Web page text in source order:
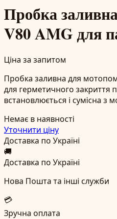
Пробка
V80 AMG для
Ціна за запитом
Пробка заливна для
для герметичного закриття
встановлюється і сумісна з
Немає в наявності
Уточнити ціну
Доставка по Україні
🚚
Доставка по Україні
Нова Пошта та інші служби
💳
Зручна оплата